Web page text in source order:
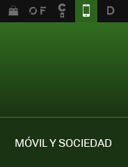
MÓVIL Y SOCIEDAD